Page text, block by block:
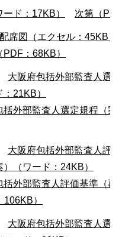
ド：17KB） 次第（
配席図（エクセル：45KB）
：68KB）
大阪府包括外部監査人選
：21KB）
括外部監査人選定規程（案
大阪府包括外部監査人評
（ワード：24KB）
括外部監査人評価基準（再
106KB）
大阪府包括外部監査人選